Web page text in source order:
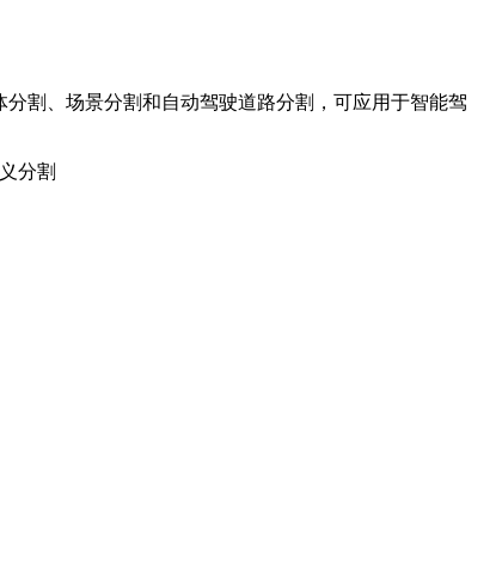
割、场景分割和自动驾驶道路分割，可应用于智能驾
分割